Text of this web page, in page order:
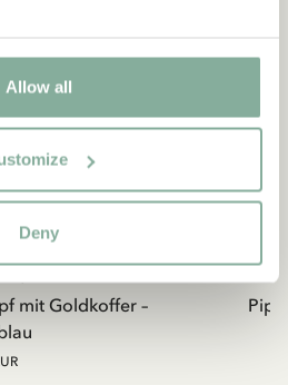
Allow all
Deny
mit Goldkoffer –